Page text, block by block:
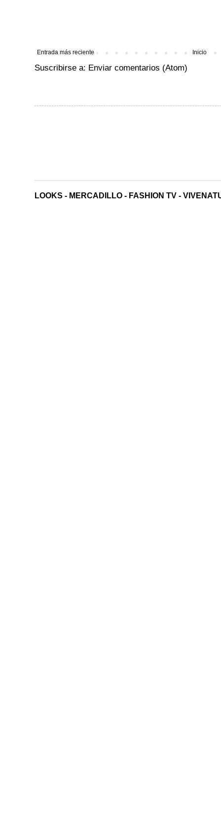
Entrada más reciente Inicio
Suscribirse a: Enviar comentarios (Atom)
LOOKS - MERCADILLO - FASHION TV -